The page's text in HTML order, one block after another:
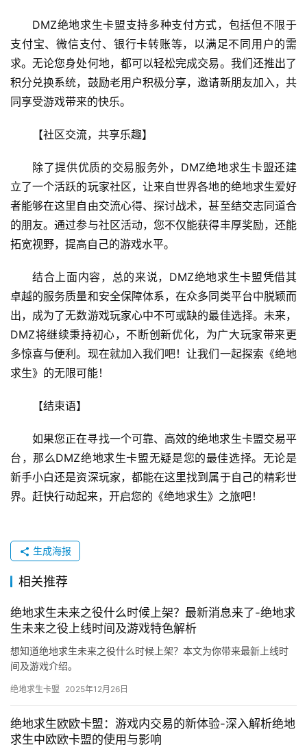
DMZ绝地求生卡盟支持多种支付方式，包括但不限于
支付宝、微信支付、银行卡转账等，以满足不同用户的需
求。无论您身处何地，都可以轻松完成交易。我们还推出了
积分兑换系统，鼓励老用户积极分享，邀请新朋友加入，共
同享受游戏带来的快乐。
【社区交流，共享乐趣】
除了提供优质的交易服务外，DMZ绝地求生卡盟还建
立了一个活跃的玩家社区，让来自世界各地的绝地求生爱好
者能够在这里自由交流心得、探讨战术，甚至结交志同道合
的朋友。通过参与社区活动，您不仅能获得丰厚奖励，还能
拓宽视野，提高自己的游戏水平。
结合上面内容，总的来说，DMZ绝地求生卡盟凭借其
卓越的服务质量和安全保障体系，在众多同类平台中脱颖而
出，成为了无数游戏玩家心中不可或缺的最佳选择。未来，
DMZ将继续秉持初心，不断创新优化，为广大玩家带来更
多惊喜与便利。现在就加入我们吧！让我们一起探索《绝地
求生》的无限可能！
【结束语】
如果您正在寻找一个可靠、高效的绝地求生卡盟交易平
台，那么DMZ绝地求生卡盟无疑是您的最佳选择。无论是
新手小白还是资深玩家，都能在这里找到属于自己的精彩世
界。赶快行动起来，开启您的《绝地求生》之旅吧！
生成海报
相关推荐
绝地求生未来之役什么时候上架？最新消息来了-绝地求
生未来之役上线时间及游戏特色解析
想知道绝地求生未来之役什么时候上架？本文为你带来最新上线时
间及游戏介绍。
绝地求生卡盟 2025年12月26日
绝地求生欧欧卡盟：游戏内交易的新体验-深入解析绝地
求生中欧欧卡盟的使用与影响